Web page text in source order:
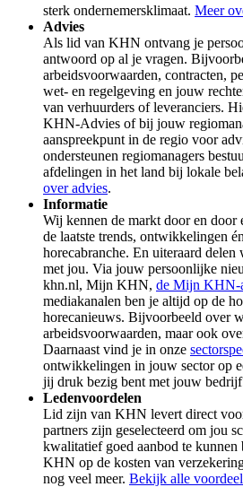
sterk ondernemersklimaat. Meer
Advies
Als lid van KHN ontvang je
antwoord op al je vragen.
arbeidsvoorwaarden, contracten,
wet- en regelgeving en jouw
van verhuurders of leveranciers.
KHN-Advies of bij jouw
aanspreekpunt in de regio voor
ondersteunen regiomanagers
afdelingen in het land bij lokale
over advies.
Informatie
Wij kennen de markt door en door
de laatste trends, ontwikkelingen
horecabranche. En uiteraard
met jou. Via jouw persoonlijke
khn.nl, Mijn KHN, de Mijn KHN-
mediakanalen ben je altijd op de
horecanieuws. Bijvoorbeeld over
arbeidsvoorwaarden, maar ook
Daarnaast vind je in onze
ontwikkelingen in jouw sector op
jij druk bezig bent met jouw
Ledenvoordelen
Lid zijn van KHN levert direct
partners zijn geselecteerd om jou
kwalitatief goed aanbod te kunnen
KHN op de kosten van
nog veel meer. Bekijk alle